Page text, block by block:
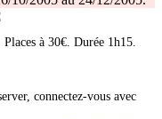
à 30€. Durée 1h15.
connectez-vous avec